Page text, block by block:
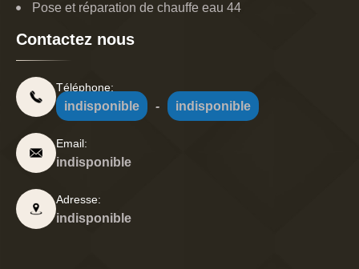
Pose et réparation de chauffe eau 44
Contactez nous
Téléphone:
indisponible - indisponible
Email:
indisponible
Adresse:
indisponible